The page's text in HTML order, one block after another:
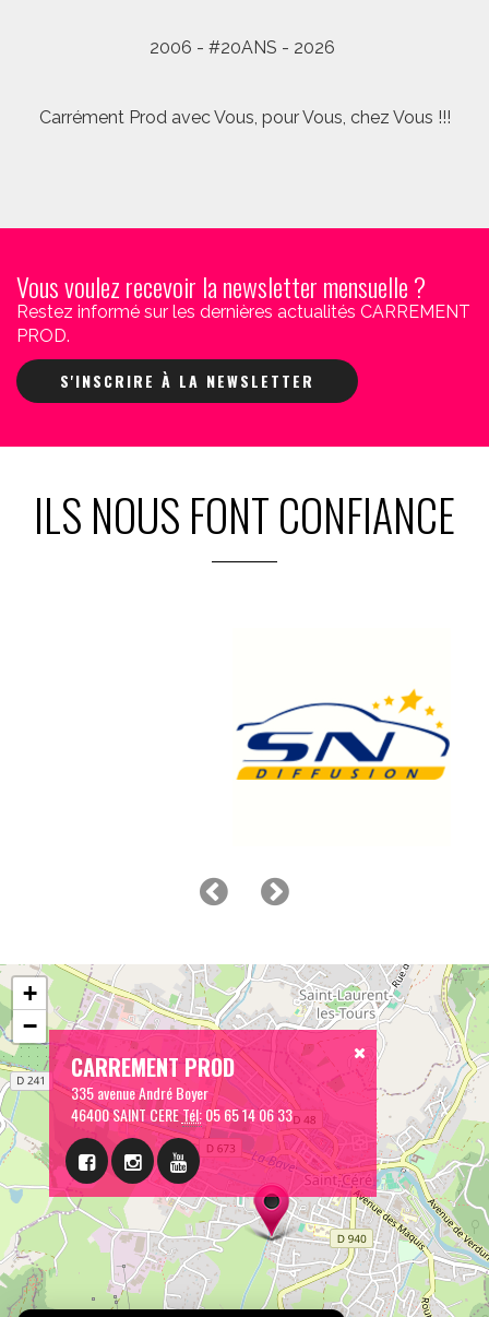
2006 - #20ANS - 2026
Carrément Prod avec Vous, pour Vous, chez Vous !!!
Vous voulez recevoir la newsletter mensuelle ?
Restez informé sur les dernières actualités CARREMENT
PROD.
S'INSCRIRE À LA NEWSLETTER
ILS NOUS FONT CONFIANCE
CARREMENT PROD
335 avenue André Boyer
46400 SAINT CERETél:05 65 14 06 33
+
−